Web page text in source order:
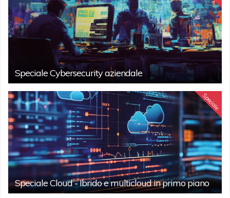
Speciale Cybersecurity aziendale
Speciale
Speciale Cloud - Ibrido e multicloud in primo piano